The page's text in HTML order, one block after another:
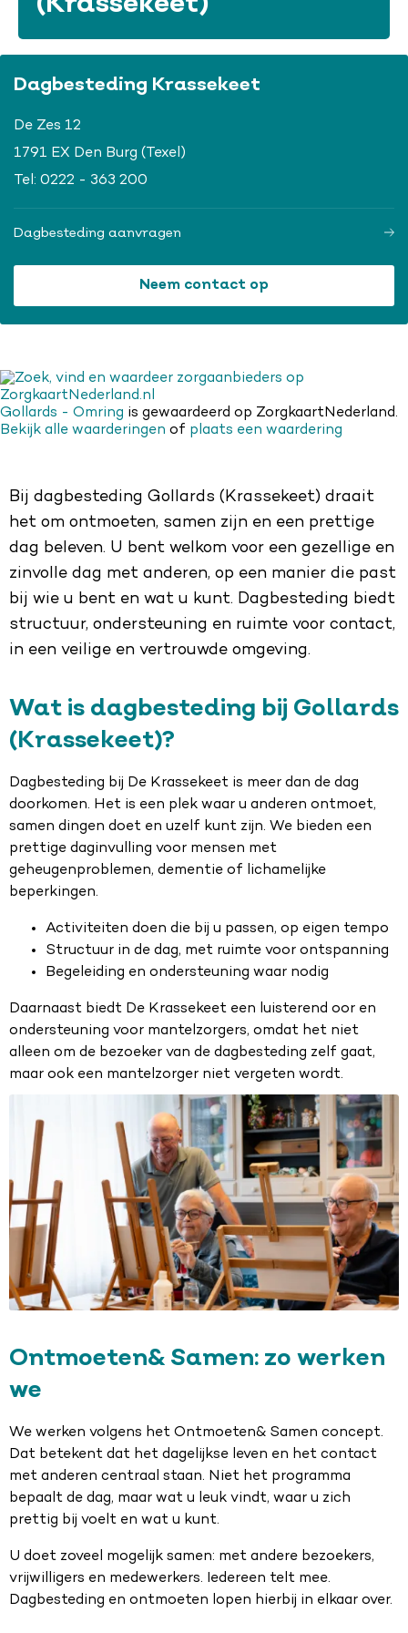
Dagbesteding Krassekeet
De Zes 12
1791 EX Den Burg (Texel)
Tel: 0222 - 363 200
Dagbesteding aanvragen
Neem contact op
Gollards - Omring is gewaardeerd op ZorgkaartNederland.
Bekijk alle waarderingen of plaats een waardering
Bij dagbesteding Gollards (Krassekeet) draait
het om ontmoeten, samen zijn en een prettige
dag beleven. U bent welkom voor een gezellige en
zinvolle dag met anderen, op een manier die past
bij wie u bent en wat u kunt. Dagbesteding biedt
structuur, ondersteuning en ruimte voor contact,
in een veilige en vertrouwde omgeving.
Wat is dagbesteding bij Gollards
(Krassekeet)?
Dagbesteding bij De Krassekeet is meer dan de dag
doorkomen. Het is een plek waar u anderen ontmoet,
samen dingen doet en uzelf kunt zijn. We bieden een
prettige daginvulling voor mensen met
geheugenproblemen, dementie of lichamelijke
beperkingen.
Activiteiten doen die bij u passen, op eigen tempo
Structuur in de dag, met ruimte voor ontspanning
Begeleiding en ondersteuning waar nodig
Daarnaast biedt De Krassekeet een luisterend oor en
ondersteuning voor mantelzorgers, omdat het niet
alleen om de bezoeker van de dagbesteding zelf gaat,
maar ook een mantelzorger niet vergeten wordt.
Ontmoeten& Samen: zo werken
we
We werken volgens het Ontmoeten& Samen concept.
Dat betekent dat het dagelijkse leven en het contact
met anderen centraal staan. Niet het programma
bepaalt de dag, maar wat u leuk vindt, waar u zich
prettig bij voelt en wat u kunt.
U doet zoveel mogelijk samen: met andere bezoekers,
vrijwilligers en medewerkers. Iedereen telt mee.
Dagbesteding en ontmoeten lopen hierbij in elkaar over.